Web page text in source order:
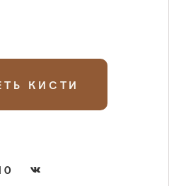
КИСТИ